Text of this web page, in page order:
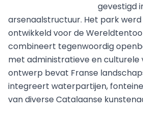
gevestigd
arsenaalstructuur. Het park werd
ontwikkeld voor de
combineert tegenwoordig
met administratieve en culturele
ontwerp bevat Franse
integreert waterpartijen,
van diverse Catalaanse